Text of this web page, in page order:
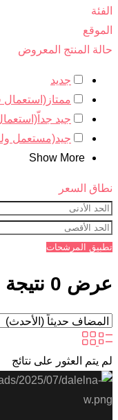
الفئة
الموقع
حالة المنتج المعروض
جديد
جيد
جيد(مستعمل
Show More
نطاق السعر
تطبيق المرشحات
عرض 0 نتيجة
لم يتم العثور على نتائج